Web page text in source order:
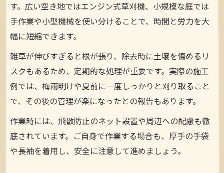
す。広い空き地ではエンジン式草刈機、小規模な庭では
手作業や小型機械を使い分けることで、時間と労力を大
幅に短縮できます。
雑草が伸びすぎると根が張り、除去時に土壌を傷めるリ
スクもあるため、定期的な処理が重要です。実際の施工
例では、梅雨明けや夏前に一度しっかりと刈り取ること
で、その後の管理が楽になったとの報告もあります。
作業時には、飛散防止のネット設置や周辺への配慮も徹
底されています。ご自身で作業する場合も、厚手の手袋
や長袖を着用し、安全に注意して進めましょう。